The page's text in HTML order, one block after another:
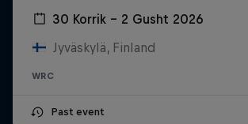
30 Korrik – 2 Gusht 2026
Jyväskylä, Finland
WRC
Past event